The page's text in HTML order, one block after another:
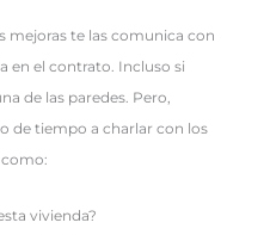
mejoras te las comunica con
en el contrato. Incluso si
de las paredes. Pero,
de tiempo a charlar con los
como:
vivienda?